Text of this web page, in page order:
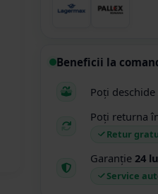
Beneficii la
Poți
Poți returna
Retur
Garanție 24
Service